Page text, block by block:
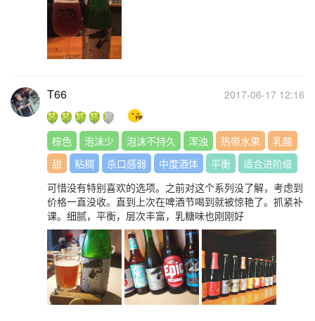
T66 2017-06-17 12:16
棕色 泡沫少 泡沫不持久 浑浊 热带水果
乳酸
甜
粘稠 杀口感弱 中度酒体 平衡
适合进阶级
可惜没有特别喜欢的选项。之前对这个系列没了解，考虑到
价格一直没收。直到上次在啤酒节喝到就被惊艳了。抓紧补
课。细腻，平衡，层次丰富，乳糖味也刚刚好